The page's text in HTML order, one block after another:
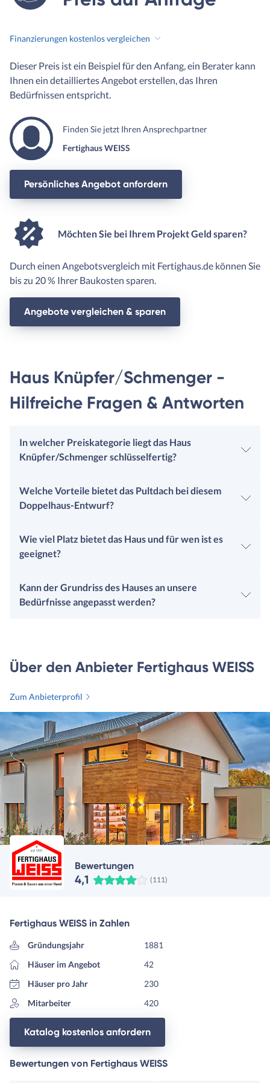
Finanzierungen kostenlos vergleichen
Dieser Preis ist ein Beispiel für den Anfang, ein Berater kann
Ihnen ein detailliertes Angebot erstellen, das Ihren
Bedürfnissen entspricht.
Finden Sie jetzt Ihren Ansprechpartner
Fertighaus WEISS
Persönliches Angebot anfordern
Möchten Sie bei Ihrem Projekt Geld sparen?
Durch einen Angebotsvergleich mit Fertighaus.de können Sie
bis zu 20 % Ihrer Baukosten sparen.
Angebote vergleichen & sparen
Haus Knüpfer/Schmenger -
Hilfreiche Fragen & Antworten
In welcher Preiskategorie liegt das Haus
Knüpfer/Schmenger schlüsselfertig?
Welche Vorteile bietet das Pultdach bei diesem
Doppelhaus-Entwurf?
Wie viel Platz bietet das Haus und für wen ist es
geeignet?
Kann der Grundriss des Hauses an unsere
Bedürfnisse angepasst werden?
Über den Anbieter Fertighaus WEISS
Zum Anbieterprofil
Bewertungen
4,1 (111)
Fertighaus WEISS in Zahlen
Gründungsjahr
1881
Häuser im Angebot
42
Häuser pro Jahr
230
Mitarbeiter
420
Katalog kostenlos anfordern
Bewertungen von Fertighaus WEISS